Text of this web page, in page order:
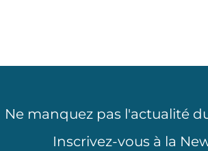
Ne manquez pas l'actualité
Inscrivez-vous à la